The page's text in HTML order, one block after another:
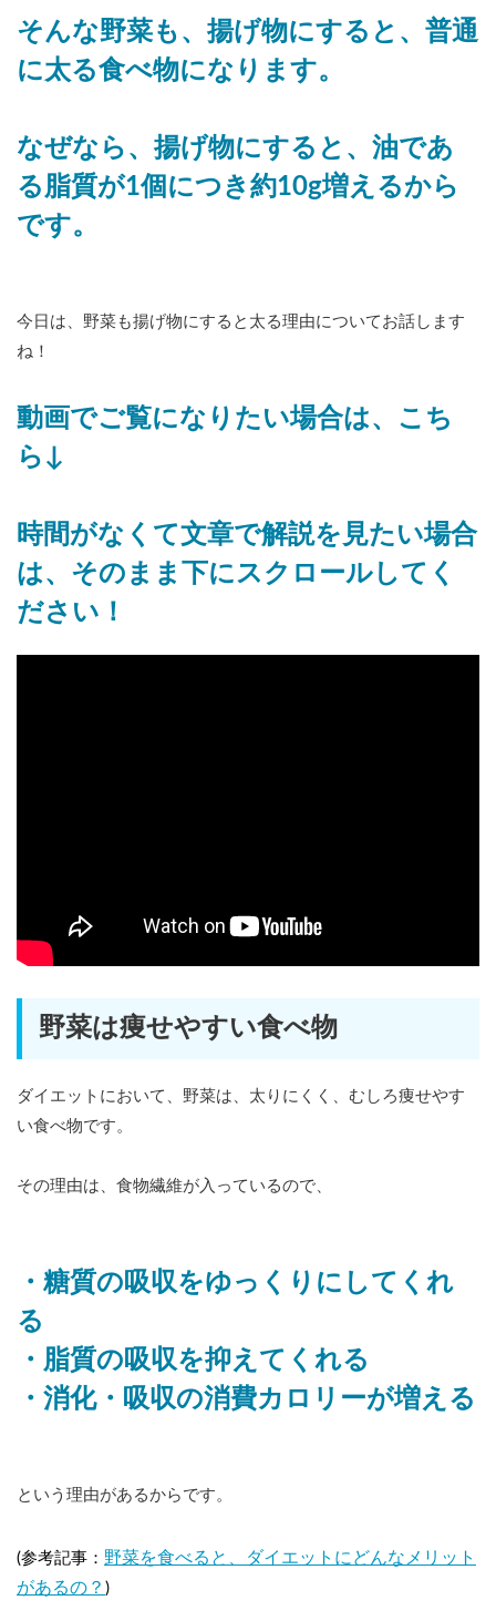
そんな野菜も、揚げ物にすると、普通
に太る食べ物になります。
なぜなら、揚げ物にすると、油であ
る脂質が1個につき約10g増えるから
です。
今日は、野菜も揚げ物にすると太る理由についてお話します
ね！
動画でご覧になりたい場合は、こち
ら↓
時間がなくて文章で解説を見たい場合
は、そのまま下にスクロールしてく
ださい！
野菜は痩せやすい食べ物
ダイエットにおいて、野菜は、太りにくく、むしろ痩せやす
い食べ物です。
その理由は、食物繊維が入っているので、
・糖質の吸収をゆっくりにしてくれ
る
・脂質の吸収を抑えてくれる
・消化・吸収の消費カロリーが増える
という理由があるからです。
(参考記事： 野菜を食べると、ダイエットにどんなメリット
があるの？ )